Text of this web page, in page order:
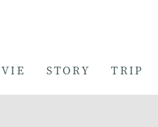
STORY TRIP